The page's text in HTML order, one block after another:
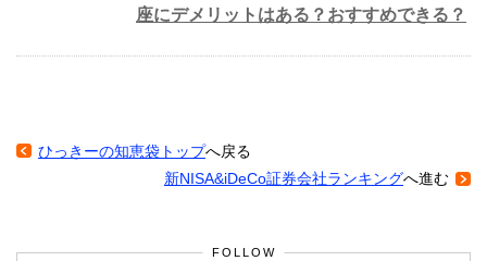
座にデメリットはある？おすすめできる？
ひっきーの知恵袋トップへ戻る
新NISA&iDeCo証券会社ランキングへ進む
FOLLOW